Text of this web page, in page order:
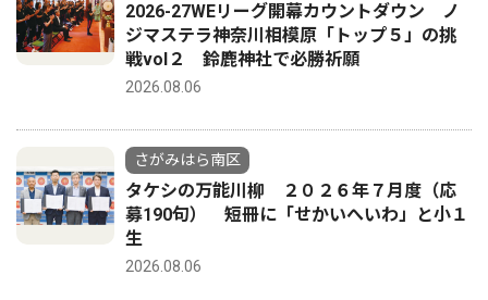
2026-27WEリーグ開幕カウントダウン ノ
ジマステラ神奈川相模原「トップ５」の挑
戦vol２ 鈴鹿神社で必勝祈願
2026.08.06
さがみはら南区
タケシの万能川柳 ２０２６年７月度（応
募190句） 短冊に「せかいへいわ」と小１
生
2026.08.06